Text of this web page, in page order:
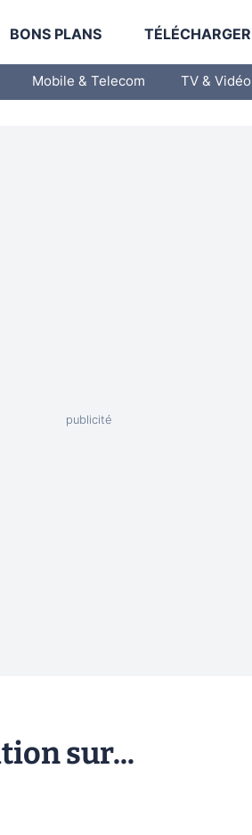
BONS PLANS TÉLÉCHARGER
Mobile & Telecom TV & Vidéo
sur...